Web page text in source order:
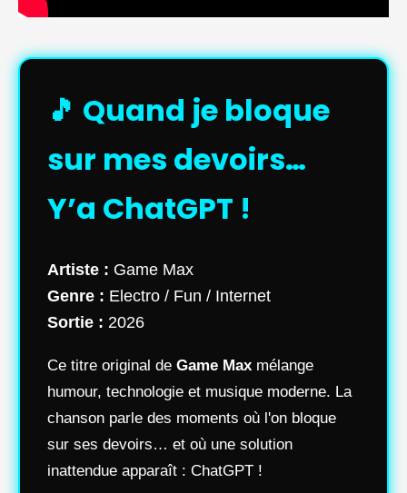
🎵 Quand je bloque
sur mes devoirs…
Y’a ChatGPT !
Artiste : Game Max
Genre : Electro / Fun / Internet
Sortie : 2026
Ce titre original de Game Max mélange
humour, technologie et musique moderne. La
chanson parle des moments où l'on bloque
sur ses devoirs… et où une solution
inattendue apparaît : ChatGPT !